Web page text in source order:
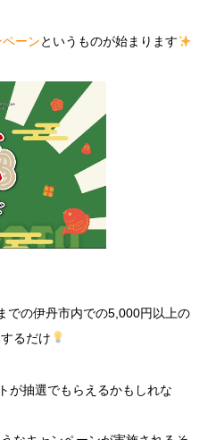
ーンというものが始まります
での伊丹市内での5,000円以上の
るだけ
が抽選でもらえるかもしれな